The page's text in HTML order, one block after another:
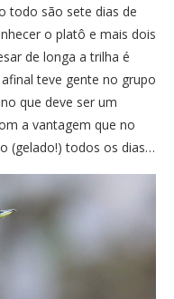
todo são sete dias de
o platô e mais dois
de longa a trilha é
teve gente no grupo
que deve ser um
a vantagem que no
(gelado!) todos os dias…